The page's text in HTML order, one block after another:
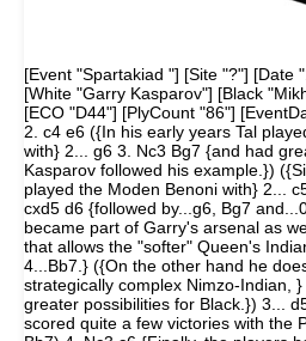
[Event "Spartakiad "] [Site "?"] [Date
[White "Garry Kasparov"] [Black
[ECO "D44"] [PlyCount "86"]
2. c4 e6 ({In his early years Tal
with} 2... g6 3. Nc3 Bg7 {and had
Kasparov followed his example.})
played the Moden Benoni with} 2...
cxd5 d6 {followed by...g6, Bg7
became part of Garry's arsenal as
that allows the "softer" Queen's
4...Bb7.} ({On the other hand he
strategically complex Nimzo-Indian,
greater possibilities for Black.}) 3...
scored quite a few victories with the